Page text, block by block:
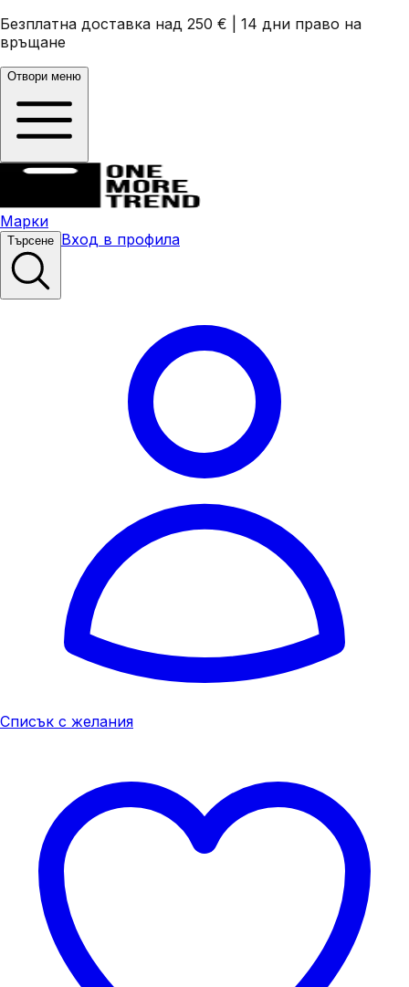
Безплатна доставка над 250 €
14 дни право на
връщане
Отвори меню
Марки
Търсене Вход в профила
Списък с желания